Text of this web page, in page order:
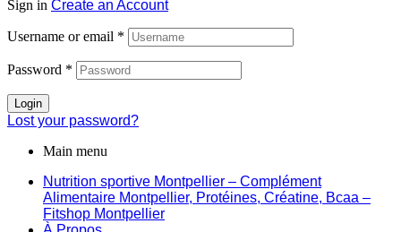
Sign in Create an Account
Username or email *
Password *
Login
Lost your password?
Main menu
Nutrition sportive Montpellier – Complément
Alimentaire Montpellier, Protéines, Créatine, Bcaa –
Fitshop Montpellier